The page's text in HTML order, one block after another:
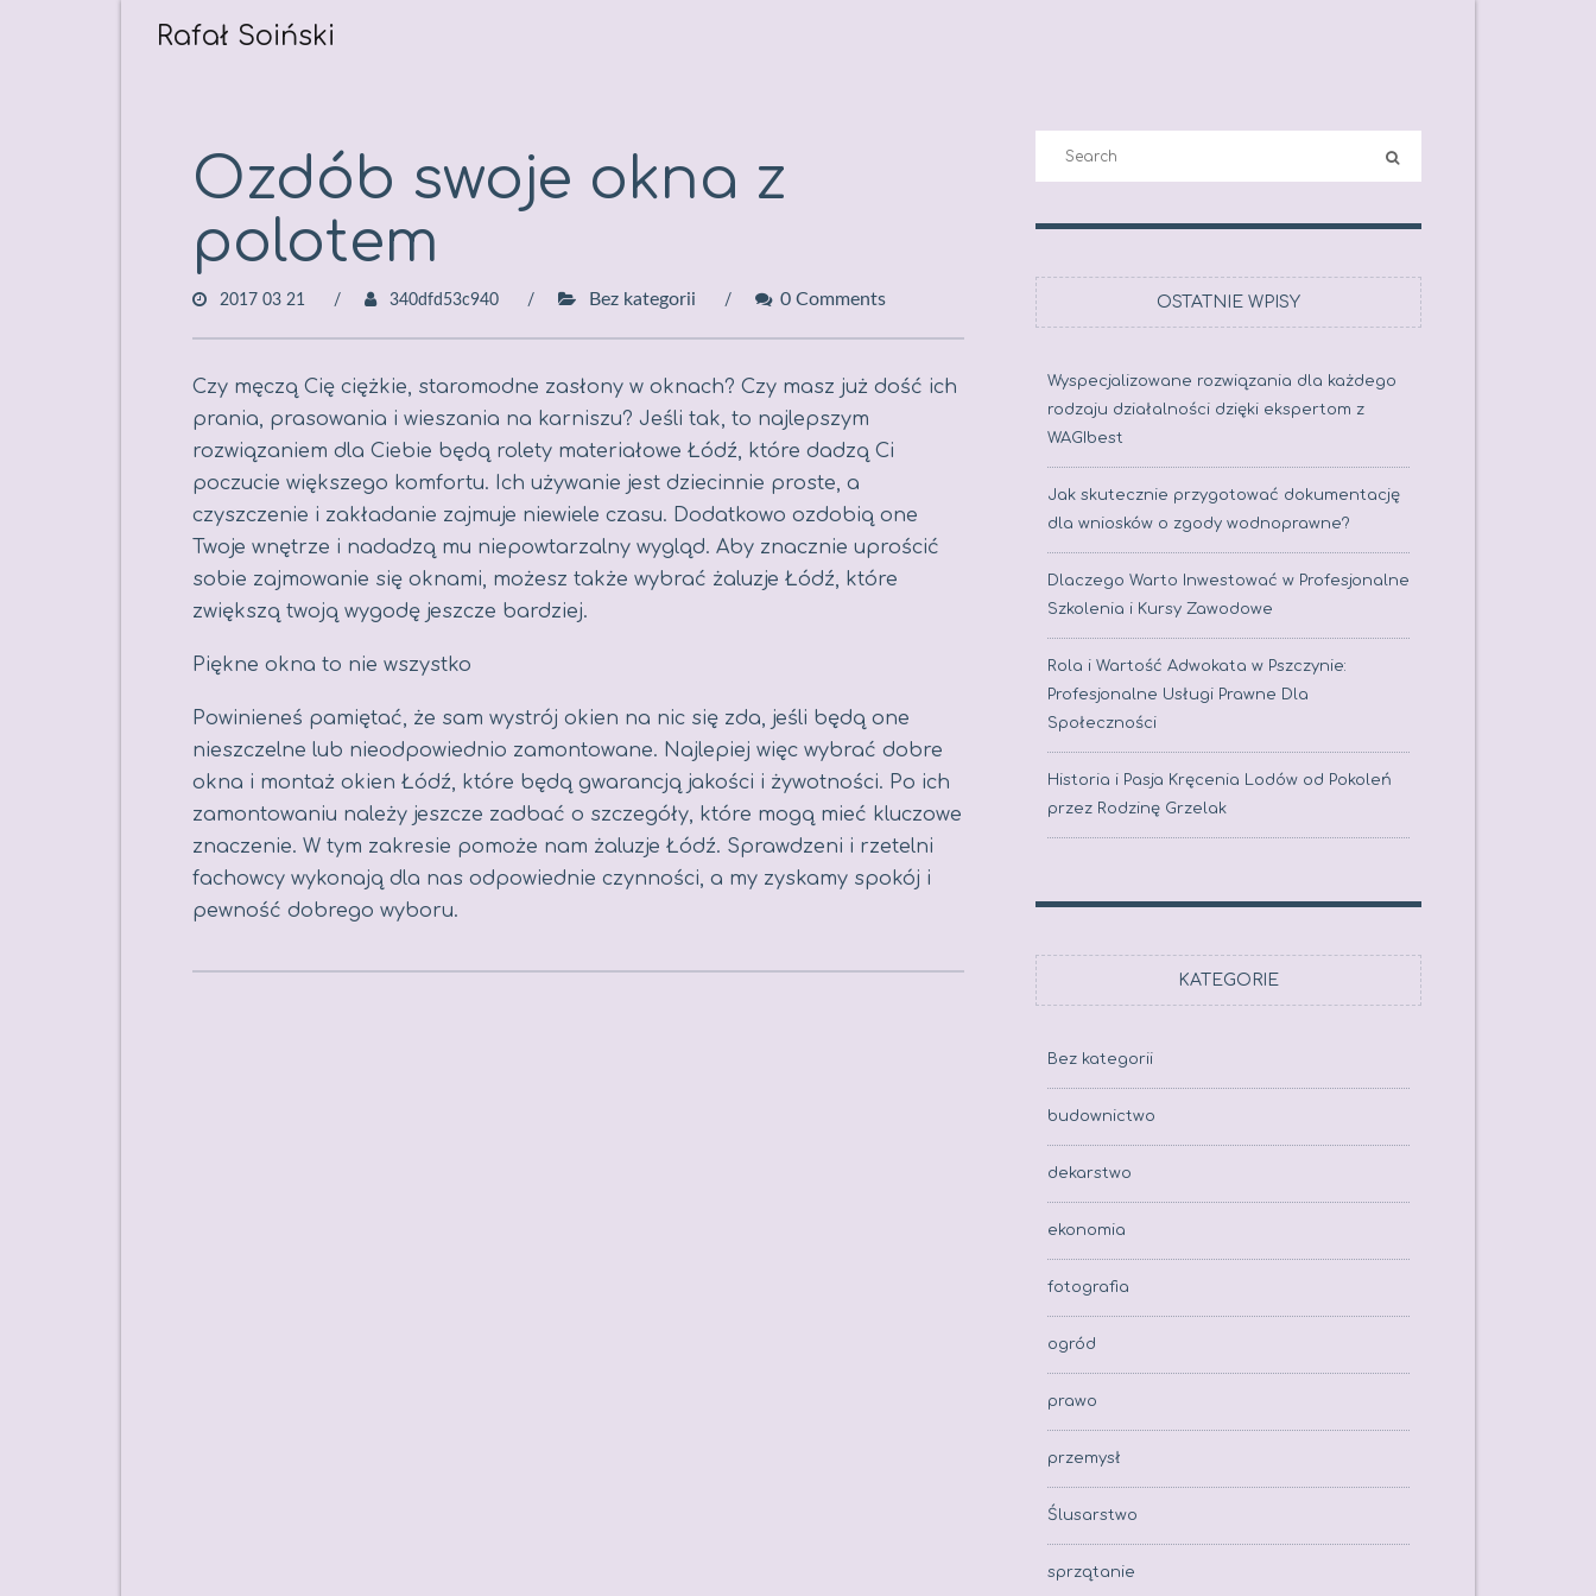
Rafał Soiński
Ozdób swoje okna z
polotem
2017 03 21 340dfd53c940 Bez kategorii 0 Comments
Czy męczą Cię ciężkie, staromodne zasłony w oknach? Czy masz już dość ich
prania, prasowania i wieszania na karniszu? Jeśli tak, to najlepszym
rozwiązaniem dla Ciebie będą rolety materiałowe Łódź, które dadzą Ci
poczucie większego komfortu. Ich używanie jest dziecinnie proste, a
czyszczenie i zakładanie zajmuje niewiele czasu. Dodatkowo ozdobią one
Twoje wnętrze i nadadzą mu niepowtarzalny wygląd. Aby znacznie uprościć
sobie zajmowanie się oknami, możesz także wybrać żaluzje Łódź, które
zwiększą twoją wygodę jeszcze bardziej.
Piękne okna to nie wszystko
Powinieneś pamiętać, że sam wystrój okien na nic się zda, jeśli będą one
nieszczelne lub nieodpowiednio zamontowane. Najlepiej więc wybrać dobre
okna i montaż okien Łódź, które będą gwarancją jakości i żywotności. Po ich
zamontowaniu należy jeszcze zadbać o szczegóły, które mogą mieć kluczowe
znaczenie. W tym zakresie pomoże nam żaluzje Łódź. Sprawdzeni i rzetelni
fachowcy wykonają dla nas odpowiednie czynności, a my zyskamy spokój i
pewność dobrego wyboru.
OSTATNIE WPISY
Wyspecjalizowane rozwiązania dla każdego
rodzaju działalności dzięki ekspertom z
WAGIbest
Jak skutecznie przygotować dokumentację
dla wniosków o zgody wodnoprawne?
Dlaczego Warto Inwestować w Profesjonalne
Szkolenia i Kursy Zawodowe
Rola i Wartość Adwokata w Pszczynie:
Profesjonalne Usługi Prawne Dla
Społeczności
Historia i Pasja Kręcenia Lodów od Pokoleń
przez Rodzinę Grzelak
KATEGORIE
Bez kategorii
budownictwo
dekarstwo
ekonomia
fotografia
ogród
prawo
przemysł
Ślusarstwo
sprzątanie